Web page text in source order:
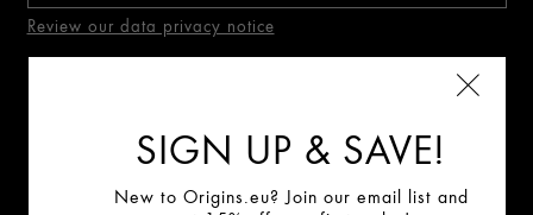
Review our data privacy notice
SIGN UP & SAVE!
New to Origins.eu? Join our email list and